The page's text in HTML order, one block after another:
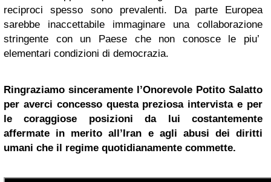
reciproci spesso sono prevalenti. Da parte Europea
sarebbe inaccettabile immaginare una collaborazione
stringente con un Paese che non conosce le piu’
elementari condizioni di democrazia.
Ringraziamo sinceramente l’Onorevole Potito Salatto
per averci concesso questa preziosa intervista e per
le coraggiose posizioni da lui costantemente
affermate in merito all’Iran e agli abusi dei diritti
umani che il regime quotidianamente commette.